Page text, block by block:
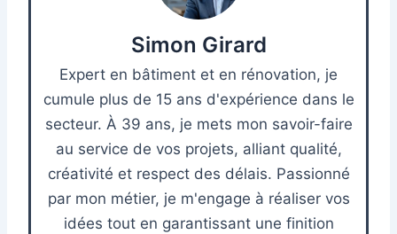
Simon Girard
Expert en bâtiment et en rénovation, je
cumule plus de 15 ans d'expérience dans le
secteur. À 39 ans, je mets mon savoir-faire
au service de vos projets, alliant qualité,
créativité et respect des délais. Passionné
par mon métier, je m'engage à réaliser vos
idées tout en garantissant une finition